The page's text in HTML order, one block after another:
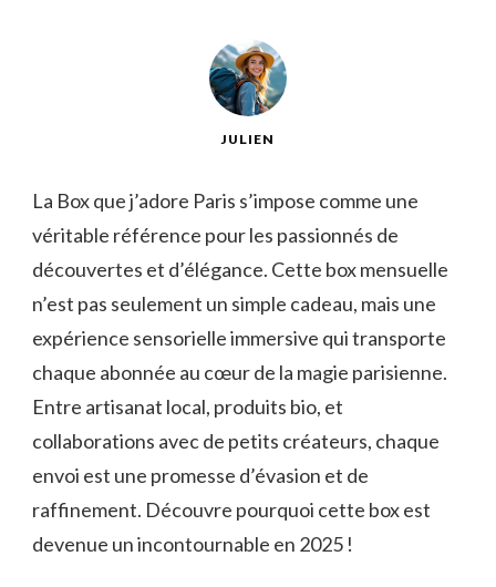
JULIEN
La Box que j’adore Paris s’impose comme une
véritable référence pour les passionnés de
découvertes et d’élégance. Cette box mensuelle
n’est pas seulement un simple cadeau, mais une
expérience sensorielle immersive qui transporte
chaque abonnée au cœur de la magie parisienne.
Entre artisanat local, produits bio, et
collaborations avec de petits créateurs, chaque
envoi est une promesse d’évasion et de
raffinement. Découvre pourquoi cette box est
devenue un incontournable en 2025 !